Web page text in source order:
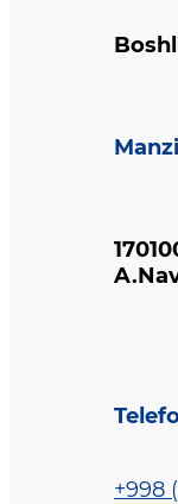
Manzil
+998